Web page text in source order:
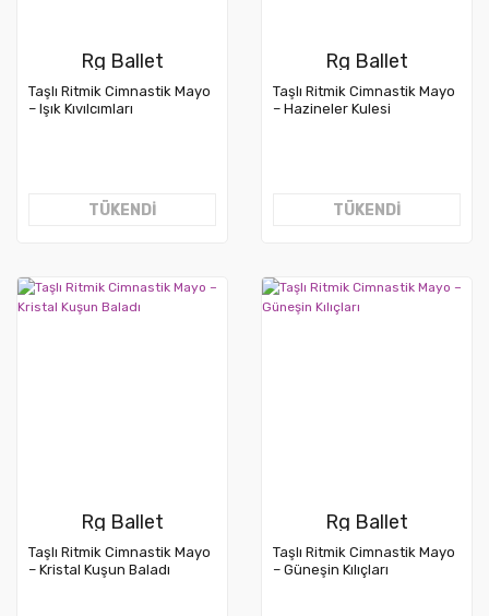
Rg Ballet
Taşlı Ritmik Cimnastik Mayo
– Işık Kıvılcımları
TÜKENDİ
Rg Ballet
Taşlı Ritmik Cimnastik Mayo
– Hazineler Kulesi
TÜKENDİ
Rg Ballet
Taşlı Ritmik Cimnastik Mayo
– Kristal Kuşun Baladı
Rg Ballet
Taşlı Ritmik Cimnastik Mayo
– Güneşin Kılıçları